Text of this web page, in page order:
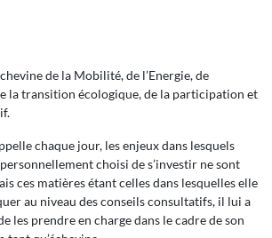
de la Mobilité, de l’Energie, de
la transition écologique, de la participation et
chaque jour, les enjeux dans lesquels
choisi de s’investir ne sont
ces matières étant celles dans lesquelles elle
au niveau des conseils consultatifs, il lui a
les prendre en charge dans le cadre de son